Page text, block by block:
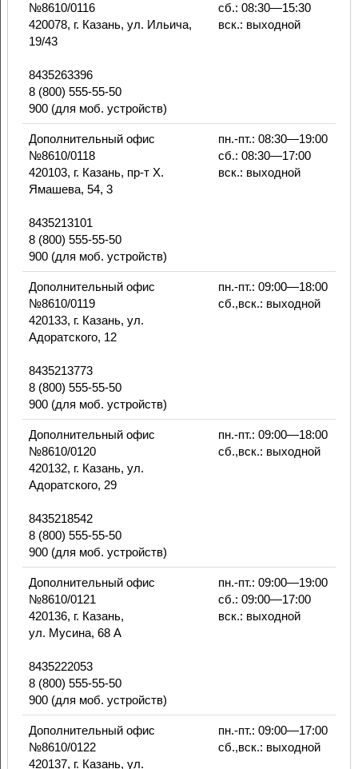
№8610/0116
420078, г. Казань, ул. Ильича,
19/43
8435263396
8 (800) 555-55-50
900 (для моб. устройств)
сб.: 08:30—15:30
вск.: выходной
Дополнительный офис
№8610/0118
420103, г. Казань, пр-т Х.
Ямашева, 54, 3
8435213101
8 (800) 555-55-50
900 (для моб. устройств)
пн.-пт.: 08:30—19:00
сб.: 08:30—17:00
вск.: выходной
Дополнительный офис
№8610/0119
420133, г. Казань, ул.
Адоратского, 12
8435213773
8 (800) 555-55-50
900 (для моб. устройств)
пн.-пт.: 09:00—18:00
сб.,вск.: выходной
Дополнительный офис
№8610/0120
420132, г. Казань, ул.
Адоратского, 29
8435218542
8 (800) 555-55-50
900 (для моб. устройств)
пн.-пт.: 09:00—18:00
сб.,вск.: выходной
Дополнительный офис
№8610/0121
420136, г. Казань,
ул. Мусина, 68 А
8435222053
8 (800) 555-55-50
900 (для моб. устройств)
пн.-пт.: 09:00—19:00
сб.: 09:00—17:00
вск.: выходной
Дополнительный офис
№8610/0122
420137, г. Казань, ул.
пн.-пт.: 09:00—17:00
сб.,вск.: выходной